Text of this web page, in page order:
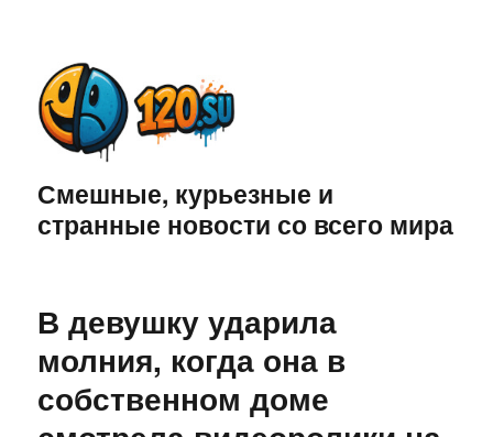
Смешные, курьезные и
странные новости со всего мира
В девушку ударила
молния, когда она в
собственном доме